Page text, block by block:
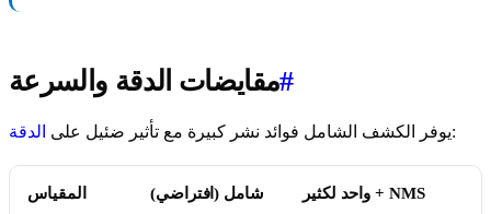
مقايضات الدقة والسرعة#
يوفر الكشف الشامل فوائد نشر كبيرة مع تأثير ضئيل على الدقة :
المقياس شامل (افتراضي)
واحد لكثير + NMS